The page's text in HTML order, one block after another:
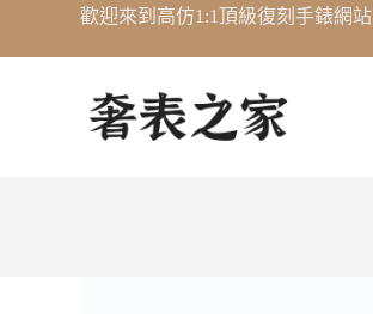
至
歡迎來到高仿1:1頂級復刻手錶網站